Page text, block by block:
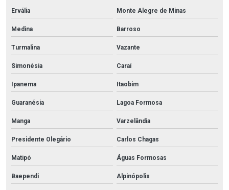
Ervália Monte Alegre de Minas
Medina Barroso
Turmalina Vazante
Simonésia Caraí
Ipanema Itaobim
Guaranésia Lagoa Formosa
Manga Varzelândia
Presidente Olegário Carlos Chagas
Matipó Águas Formosas
Baependi Alpinópolis